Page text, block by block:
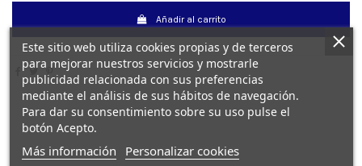
Añadir al carrito
Este sitio web utiliza cookies propias y de terceros
para mejorar nuestros servicios y mostrarle
publicidad relacionada con sus preferencias
mediante el análisis de sus hábitos de navegación.
Para dar su consentimiento sobre su uso pulse el
botón Acepto.
Más información Personalizar cookies